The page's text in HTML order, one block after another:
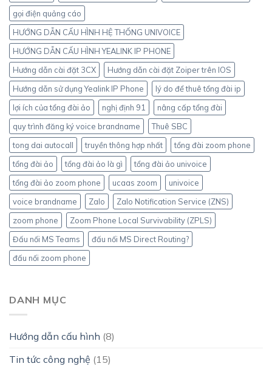
gọi điện quảng cáo
HƯỚNG DẪN CẤU HÌNH HỆ THỐNG UNIVOICE
HƯỚNG DẪN CẤU HÌNH YEALINK IP PHONE
Hướng dẫn cài đặt 3CX
Hướng dẫn cài đặt Zoiper trên IOS
Hướng dẫn sử dụng Yealink IP Phone
lý do để thuê tổng đài ip
lợi ích của tổng đài ảo
nghị định 91
nâng cấp tổng đài
quy trình đăng ký voice brandname
Thuê SBC
tong dai autocall
truyền thông hợp nhất
tổng đài zoom phone
tổng đài ảo
tổng đài ảo là gì
tổng đài ảo univoice
tổng đài ảo zoom phone
ucaas zoom
univoice
voice brandname
Zalo
Zalo Notification Service (ZNS)
zoom phone
Zoom Phone Local Survivability (ZPLS)
Đấu nối MS Teams
đấu nối MS Direct Routing?
đấu nối zoom phone
DANH MỤC
Hướng dẫn cấu hình (8)
Tin tức công nghệ (15)